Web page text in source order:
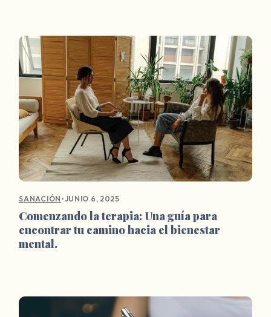
SANACIÓN •JUNIO 6, 2025
Comenzando la terapia: Una guía para
encontrar tu camino hacia el bienestar
mental.